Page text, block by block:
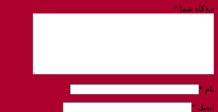
دیدگاه شما *
نام *
ایمیل *